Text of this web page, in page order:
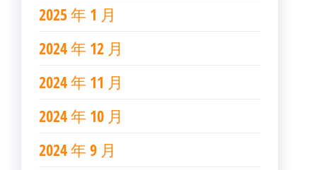
2025 年 1 月
2024 年 12 月
2024 年 11 月
2024 年 10 月
2024 年 9 月